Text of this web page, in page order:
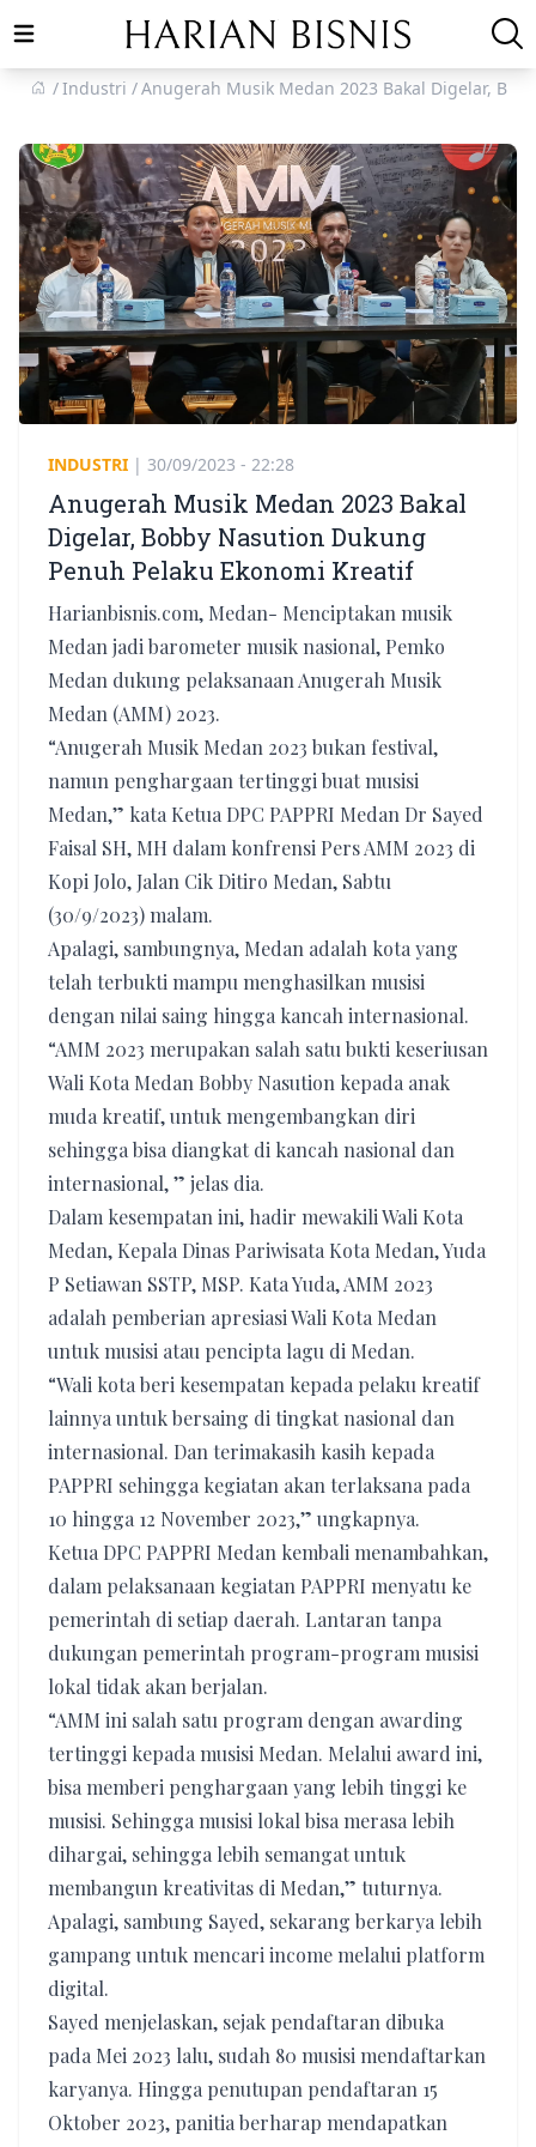
Open main menu
Industri
Anugerah Musik Medan 2023 Bakal Digelar,
INDUSTRI | 30/09/2023 - 22:28
Anugerah Musik Medan 2023 Bakal
Digelar, Bobby Nasution Dukung
Penuh Pelaku Ekonomi Kreatif
Harianbisnis.com, Medan- Menciptakan musik
Medan jadi barometer musik nasional, Pemko
Medan dukung pelaksanaan Anugerah Musik
Medan (AMM) 2023.
“Anugerah Musik Medan 2023 bukan festival,
namun penghargaan tertinggi buat musisi
Medan,” kata Ketua DPC PAPPRI Medan Dr Sayed
Faisal SH, MH dalam konfrensi Pers AMM 2023 di
Kopi Jolo, Jalan Cik Ditiro Medan, Sabtu
(30/9/2023) malam.
Apalagi, sambungnya, Medan adalah kota yang
telah terbukti mampu menghasilkan musisi
dengan nilai saing hingga kancah internasional.
“AMM 2023 merupakan salah satu bukti keseriusan
Wali Kota Medan Bobby Nasution kepada anak
muda kreatif, untuk mengembangkan diri
sehingga bisa diangkat di kancah nasional dan
internasional, ” jelas dia.
Dalam kesempatan ini, hadir mewakili Wali Kota
Medan, Kepala Dinas Pariwisata Kota Medan, Yuda
P Setiawan SSTP, MSP. Kata Yuda, AMM 2023
adalah pemberian apresiasi Wali Kota Medan
untuk musisi atau pencipta lagu di Medan.
“Wali kota beri kesempatan kepada pelaku kreatif
lainnya untuk bersaing di tingkat nasional dan
internasional. Dan terimakasih kasih kepada
PAPPRI sehingga kegiatan akan terlaksana pada
10 hingga 12 November 2023,” ungkapnya.
Ketua DPC PAPPRI Medan kembali menambahkan,
dalam pelaksanaan kegiatan PAPPRI menyatu ke
pemerintah di setiap daerah. Lantaran tanpa
dukungan pemerintah program-program musisi
lokal tidak akan berjalan.
“AMM ini salah satu program dengan awarding
tertinggi kepada musisi Medan. Melalui award ini,
bisa memberi penghargaan yang lebih tinggi ke
musisi. Sehingga musisi lokal bisa merasa lebih
dihargai, sehingga lebih semangat untuk
membangun kreativitas di Medan,” tuturnya.
Apalagi, sambung Sayed, sekarang berkarya lebih
gampang untuk mencari income melalui platform
digital.
Sayed menjelaskan, sejak pendaftaran dibuka
pada Mei 2023 lalu, sudah 80 musisi mendaftarkan
karyanya. Hingga penutupan pendaftaran 15
Oktober 2023, panitia berharap mendapatkan